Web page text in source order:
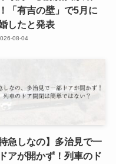
「有吉の壁」で5月に
したと発表
08-04
特急しなの】多治見で一
アが開かず！列車のド